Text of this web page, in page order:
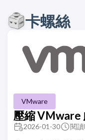
卡螺絲
VMware
壓縮 VMware
2026-01-30 閱